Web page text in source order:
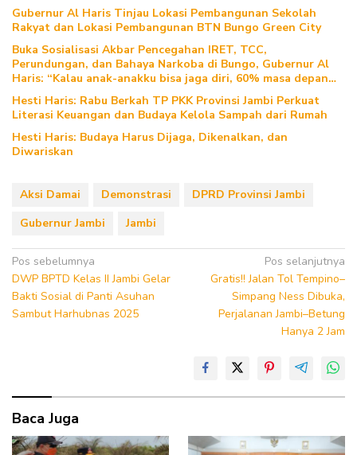
Gubernur Al Haris Tinjau Lokasi Pembangunan Sekolah
Rakyat dan Lokasi Pembangunan BTN Bungo Green City
Buka Sosialisasi Akbar Pencegahan IRET, TCC,
Perundungan, dan Bahaya Narkoba di Bungo, Gubernur Al
Haris: “Kalau anak-anakku bisa jaga diri, 60% masa depan
Hesti Haris: Rabu Berkah TP PKK Provinsi Jambi Perkuat
Literasi Keuangan dan Budaya Kelola Sampah dari Rumah
Hesti Haris: Budaya Harus Dijaga, Dikenalkan, dan
Diwariskan
Aksi Damai Demonstrasi
DPRD Provinsi Jambi
Gubernur Jambi
Jambi
Navigasi
pos
Pos sebelumnya
DWP BPTD Kelas II Jambi Gelar
Bakti Sosial di Panti Asuhan
Sambut Harhubnas 2025
Pos selanjutnya
Gratis!! Jalan Tol Tempino–
Simpang Ness Dibuka,
Perjalanan Jambi–Betung
Hanya 2 Jam
Baca Juga